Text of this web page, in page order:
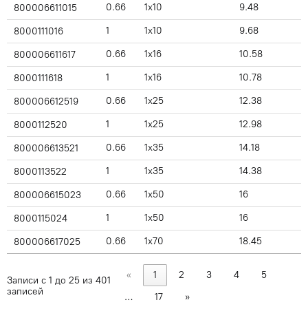
800006611015 0.66 1x10 9.48
8000111016 1 1x10 9.68
800006611617 0.66 1x16 10.58
8000111618 1 1x16 10.78
800006612519 0.66 1x25 12.38
8000112520 1 1x25 12.98
800006613521 0.66 1x35 14.18
8000113522 1 1x35 14.38
800006615023 0.66 1x50 16
8000115024 1 1x50 16
800006617025 0.66 1x70 18.45
Записи с 1 до 25 из 401
записей
« 1 2 3 4
5
…
17 »